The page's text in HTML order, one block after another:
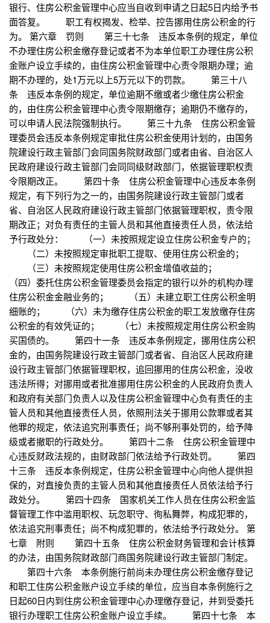
银行、住房公积金管理中心应当自收到申请之日起5日内给予书
面答复。 职工有权揭发、检举、控告挪用住房公积金的行
为。 第六章 罚则 第三十七条 违反本条例的规定，单位
不办理住房公积金缴存登记或者不为本单位职工办理住房公积
金账户设立手续的，由住房公积金管理中心责令限期办理；逾
期不办理的，处1万元以上5万元以下的罚款。 第三十八
条 违反本条例的规定，单位逾期不缴或者少缴住房公积金
的，由住房公积金管理中心责令限期缴存；逾期仍不缴存的，
可以申请人民法院强制执行。 第三十九条 住房公积金管
理委员会违反本条例规定审批住房公积金使用计划的，由国务
院建设行政主管部门会同国务院财政部门或者由省、自治区人
民政府建设行政主管部门会同同级财政部门，依据管理职权责
令限期改正。 第四十条 住房公积金管理中心违反本条例
规定，有下列行为之一的，由国务院建设行政主管部门或者
省、自治区人民政府建设行政主管部门依据管理职权，责令限
期改正；对负有责任的主管人员和其他直接责任人员，依法给
予行政处分： （一）未按照规定设立住房公积金专户的；
（二）未按照规定审批职工提取、使用住房公积金的；
（三）未按照规定使用住房公积金增值收益的；
（四）委托住房公积金管理委员会指定的银行以外的机构办理
住房公积金金融业务的； （五）未建立职工住房公积金明
细账的； （六）未为缴存住房公积金的职工发放缴存住房
公积金的有效凭证的； （七）未按照规定用住房公积金购
买国债的。 第四十一条 违反本条例规定，挪用住房公积
金的，由国务院建设行政主管部门或者省、自治区人民政府建
设行政主管部门依据管理职权，追回挪用的住房公积金，没收
违法所得；对挪用或者批准挪用住房公积金的人民政府负责人
和政府有关部门负责人以及住房公积金管理中心负有责任的主
管人员和其他直接责任人员，依照刑法关于挪用公款罪或者其
他罪的规定，依法追究刑事责任；尚不够刑事处罚的，给予降
级或者撤职的行政处分。 第四十二条 住房公积金管理中
心违反财政法规的，由财政部门依法给予行政处罚。 第四
十三条 违反本条例规定，住房公积金管理中心向他人提供担
保的，对直接负责的主管人员和其他直接责任人员依法给予行
政处分。 第四十四条 国家机关工作人员在住房公积金监
督管理工作中滥用职权、玩忽职守、徇私舞弊，构成犯罪的，
依法追究刑事责任；尚不构成犯罪的，依法给予行政处分。 第
七章 附则 第四十五条 住房公积金财务管理和会计核算
的办法，由国务院财政部门商国务院建设行政主管部门制定。
第四十六条 本条例施行前尚未办理住房公积金缴存登记
和职工住房公积金账户设立手续的单位，应当自本条例施行之
日起60日内到住房公积金管理中心办理缴存登记，并到受委托
银行办理职工住房公积金账户设立手续。 第四十七条 本